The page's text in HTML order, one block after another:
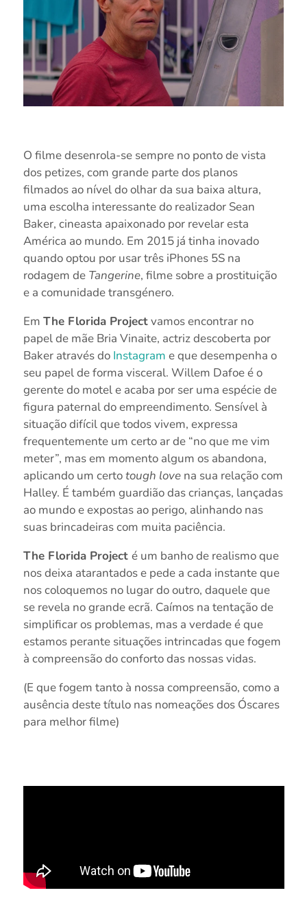
O filme desenrola-se sempre no ponto de vista
dos petizes, com grande parte dos planos
filmados ao nível do olhar da sua baixa altura,
uma escolha interessante do realizador Sean
Baker, cineasta apaixonado por revelar esta
América ao mundo. Em 2015 já tinha inovado
quando optou por usar três iPhones 5S na
rodagem de Tangerine, filme sobre a prostituição
e a comunidade transgénero.
Em The Florida Projectvamos encontrar no
papel de mãe Bria Vinaite, actriz descoberta por
Baker através do Instagram e que desempenha o
seu papel de forma visceral. Willem Dafoe é o
gerente do motel e acaba por ser uma espécie de
figura paternal do empreendimento. Sensível à
situação difícil que todos vivem, expressa
frequentemente um certo ar de “no que me vim
meter”, mas em momento algum os abandona,
aplicando um certotough love na sua relação com
Halley. É também guardião das crianças, lançadas
ao mundo e expostas ao perigo, alinhando nas
suas brincadeiras com muita paciência.
The Florida Project é um banho de realismo que
nos deixa atarantados e pede a cada instante que
nos coloquemos no lugar do outro, daquele que
se revela no grande ecrã. Caímos na tentação de
simplificar os problemas, mas a verdade é que
estamos perante situações intrincadas que fogem
à compreensão do conforto das nossas vidas.
(E que fogem tanto à nossa compreensão, como a
ausência deste título nas nomeações dos Óscares
para melhor filme)